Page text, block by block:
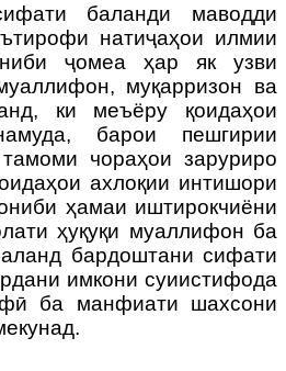
баланди маводди
натиҷаҳои илмии
ҷомеа ҳар як узви
муқарризон ва
ки меъёру қоидаҳои
барои пешгирии
чораҳои заруриро
ахлоқии интишори
ҳамаи иштирокчиёни
ҳуқуқи муаллифон ба
бардоштани сифати
имкони суиистифода
ба манфиати шахсони